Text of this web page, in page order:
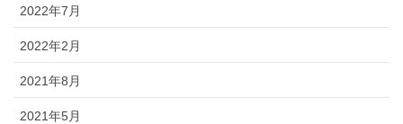
2022年7月
2022年2月
2021年8月
2021年5月